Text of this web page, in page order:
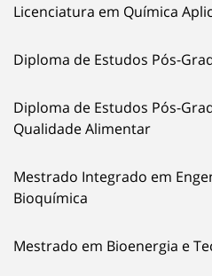
Licenciatura em Química
Diploma de Estudos Pós-
Diploma de Estudos Pós-
Qualidade Alimentar
Mestrado Integrado em
Bioquímica
Mestrado em Bioenergia e